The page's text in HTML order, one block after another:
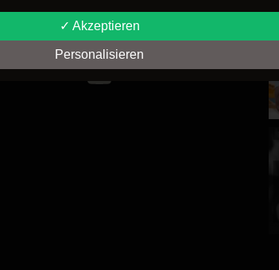
✓ Akzeptieren
Personalisieren